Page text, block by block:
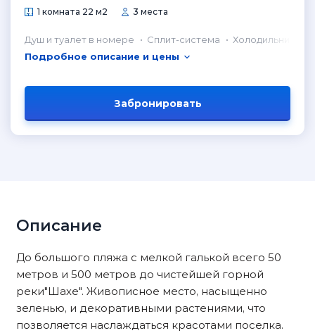
1 комната 22 м2 3 места
Душ и туалет в номере Сплит-система
Холодильник в
Подробное описание и цены
Забронировать
Описание
До большого пляжа с мелкой галькой всего 50
метров и 500 метров до чистейшей горной
реки"Шахе". Живописное место, насыщенно
зеленью, и декоративными растениями, что
позволяется наслаждаться красотами поселка.